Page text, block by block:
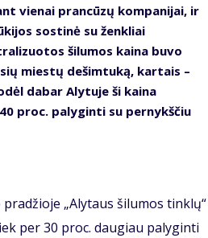
vienai prancūzų kompanijai, ir
sostinė su ženkliai
šilumos kaina buvo
miestų dešimtuką, kartais –
dabar Alytuje ši kaina
proc. palyginti su pernykščiu
„Alytaus šilumos tinklų“
per 30 proc. daugiau palyginti